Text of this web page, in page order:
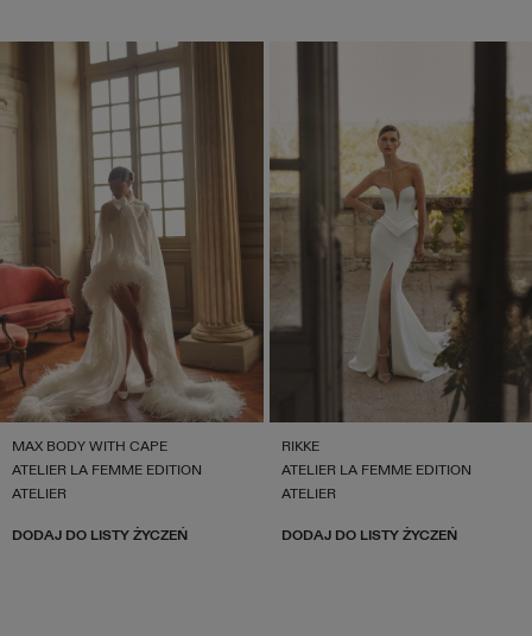
MAX BODY WITH CAPE
ATELIER LA FEMME EDITION
ATELIER
DODAJ DO LISTY ŻYCZEŃ
RIKKE
ATELIER LA FEMME EDITION
ATELIER
DODAJ DO LISTY ŻYCZEŃ